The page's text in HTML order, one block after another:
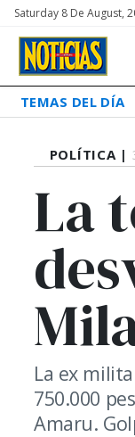
Saturday 8 De August,
TEMAS DEL DÍA
POLÍTICA |
La
La ex
750.000
Amaru.